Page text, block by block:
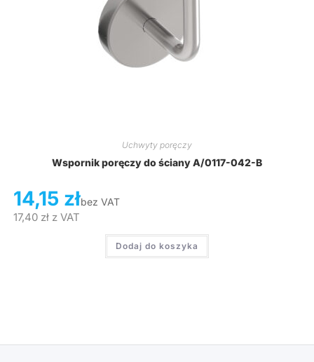
Uchwyty poręczy
Wspornik poręczy do ściany A/0117-042-B
14,15 złbez VAT
17,40 złz VAT
Dodaj do koszyka